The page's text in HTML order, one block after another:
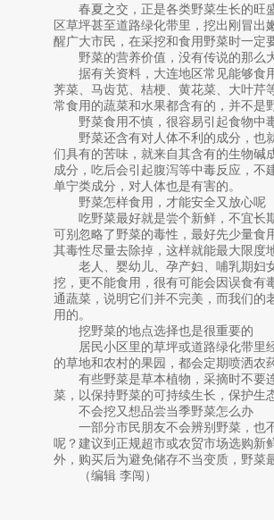
春夏之交，正是各类野菜生长的旺
区草坪甚至道路绿化带里，挖出刚冒出
醒广大市民，在采挖和食用野菜时一定
野菜的营养价值，没有传说的那么
据有关资料，大连地区常见能够食
荠菜、马齿苋、桔梗、黄花菜、大叶芹
常食用的蔬菜和水果都含有的，并不是
野菜食用不慎，很容易引起食物中
野菜还含有对人体不利的成分，也
们具有的苦味，就来自其含有的生物碱
成分，吃后会引起腹泻等中毒反应，不
单宁类成分，对人体也是有害的。
野菜怎样食用，才能安全又放心呢
吃野菜最好就是尝个新鲜，不宜长
可别忽略了野菜的毒性，最好先少量食
其毒性尽量去除掉，这样就能最大限度
老人、婴幼儿、孕产妇、哺乳期妇
挖，更不能食用，很有可能会因误食有
通蔬菜，说明它们并不完美，而我们的
用的。
挖野菜的地点选择也是很重要的
居民小区里的草坪或道路绿化带里
的草地和农村的果园，都会定期喷洒农
有些野菜是草本植物，采摘时不要
菜，以保持野菜的可持续生长，保护生
不会挖又想品尝当季野菜怎么办
一部分市民朋友不会辨别野菜，也
呢？建议到正规超市或农贸市场选购新
外，购买后为避免储存不当变质，野菜
（编辑 李闯）